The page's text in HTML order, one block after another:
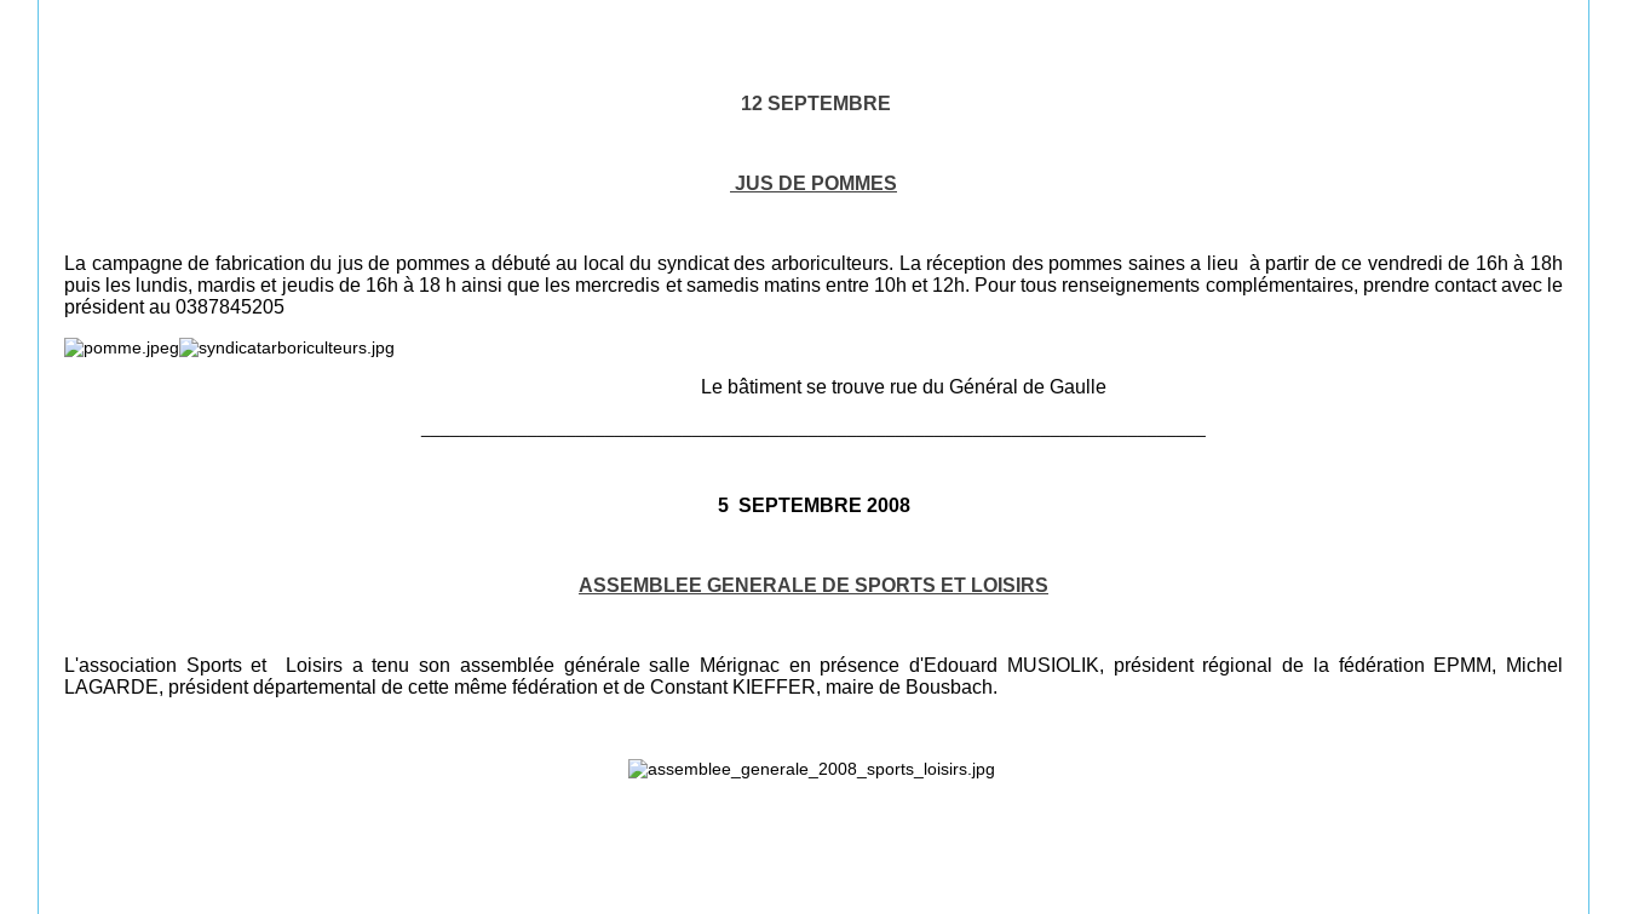
12 SEPTEMBRE
JUS DE POMMES
La campagne de fabrication du jus de pommes a débuté au local du syndicat des arboriculteurs. La réception des pommes saines a lieu à partir de ce vendredi de 16h à 18h
puis les lundis, mardis et jeudis de 16h à 18 h ainsi que les mercredis et samedis matins entre 10h et 12h. Pour tous renseignements complémentaires, prendre contact avec le
président au 0387845205
Le bâtiment se trouve rue du Général de Gaulle
5 SEPTEMBRE 2008
ASSEMBLEE GENERALE DE SPORTS ET LOISIRS
L'association Sports et Loisirs a tenu son assemblée générale salle Mérignac en présence d'Edouard MUSIOLIK, président régional de la fédération EPMM, Michel
LAGARDE, président départemental de cette même fédération et de Constant KIEFFER, maire de Bousbach.